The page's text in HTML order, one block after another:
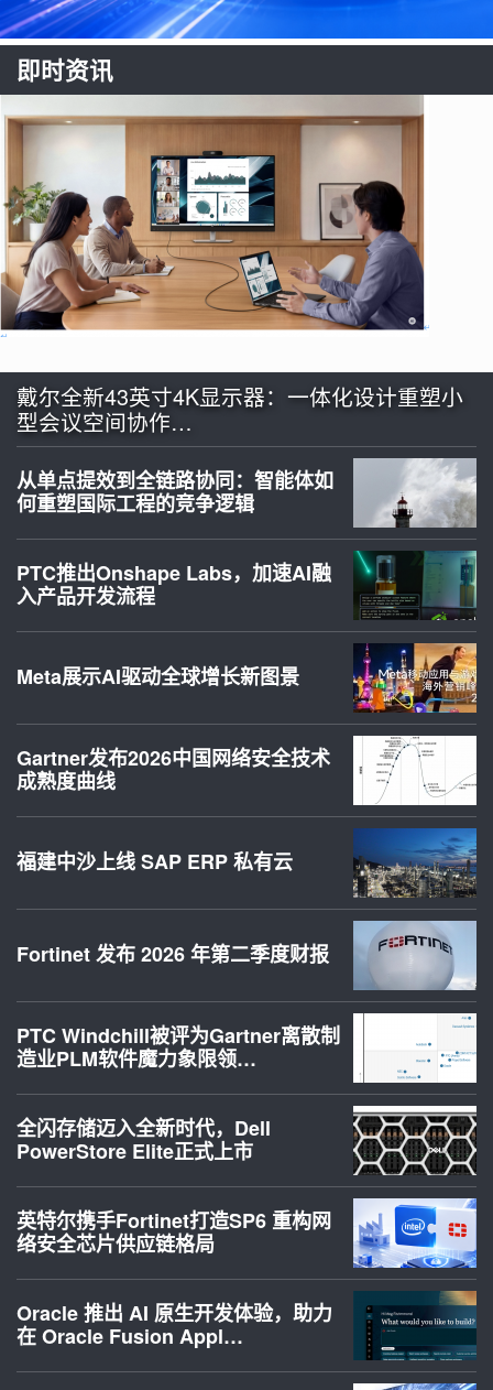
即时资讯
戴尔全新43英寸4K显示器：一体化设计重塑小
型会议空间协作…
从单点提效到全链路协同：智能体如
何重塑国际工程的竞争逻辑
PTC推出Onshape Labs，加速AI融
入产品开发流程
Meta展示AI驱动全球增长新图景
Gartner发布2026中国网络安全技术
成熟度曲线
福建中沙上线 SAP ERP 私有云
Fortinet 发布 2026 年第二季度财报
PTC Windchill被评为Gartner离散制
造业PLM软件魔力象限领…
全闪存储迈入全新时代，Dell
PowerStore Elite正式上市
英特尔携手Fortinet打造SP6 重构网
络安全芯片供应链格局
Oracle 推出 AI 原生开发体验，助力
在 Oracle Fusion Appl…